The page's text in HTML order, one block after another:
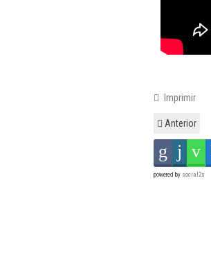
Imprimir
Anterior
powered by social2s